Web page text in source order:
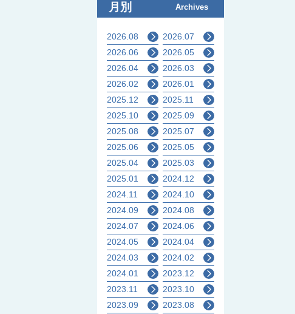
月別 Archives
2026.08
2026.07
2026.06
2026.05
2026.04
2026.03
2026.02
2026.01
2025.12
2025.11
2025.10
2025.09
2025.08
2025.07
2025.06
2025.05
2025.04
2025.03
2025.01
2024.12
2024.11
2024.10
2024.09
2024.08
2024.07
2024.06
2024.05
2024.04
2024.03
2024.02
2024.01
2023.12
2023.11
2023.10
2023.09
2023.08